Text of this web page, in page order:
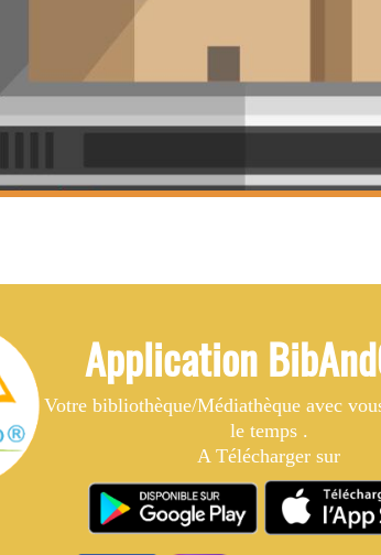
Application
Votre bibliothèque/Médiathèque avec
le temps .
A Télécharger sur